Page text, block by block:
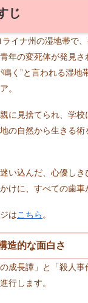
じ
イナ州の湿地帯で
年の変死体が発見
鳴く”と言われる湿地
。
に見捨てられ、学
の自然から生きる術
い込んだ、心優しき
けに、すべての歯車
はこちら 。
造的な面白さ
成長譚」と「殺人
行します。